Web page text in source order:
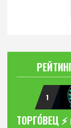
1
ТОРГО́ВЕЦ